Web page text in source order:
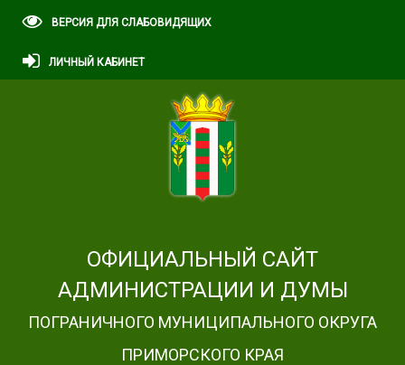
ВЕРСИЯ ДЛЯ СЛАБОВИДЯЩИХ
ЛИЧНЫЙ КАБИНЕТ
ОФИЦИАЛЬНЫЙ САЙТ
АДМИНИСТРАЦИИ И ДУМЫ
ПОГРАНИЧНОГО МУНИЦИПАЛЬНОГО ОКРУГА
ПРИМОРСКОГО КРАЯ